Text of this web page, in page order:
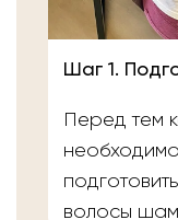
Шаг 1.
Перед тем
волосы